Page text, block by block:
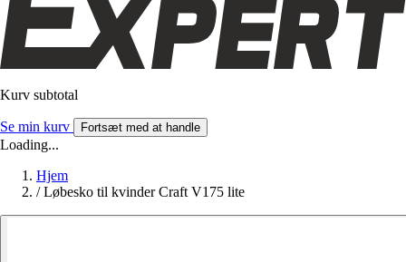
Kurv subtotal
Se min kurv Fortsæt med at handle
Loading...
Hjem
/ Løbesko til kvinder Craft V175 lite